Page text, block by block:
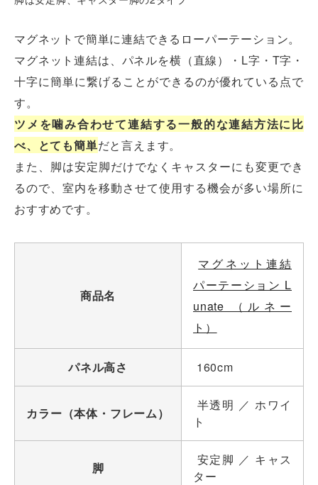
マグネットで簡単に連結できるローパーテーション。
マグネット連結は、パネルを横（直線）・L字・T字・
十字に簡単に繋げることができるのが優れている点で
す。
ツメを噛み合わせて連結する一般的な連結方法に比
べ、とても簡単だと言えます。
また、脚は安定脚だけでなくキャスターにも変更でき
るので、室内を移動させて使用する機会が多い場所に
おすすめです。
商品名
マグネット連結
パーテーション L
unate （ルネー
ト）
パネル高さ 160cm
カラー（本体・フレーム）
半透明 ／ ホワイ
ト
脚
安定脚 ／ キャス
ター